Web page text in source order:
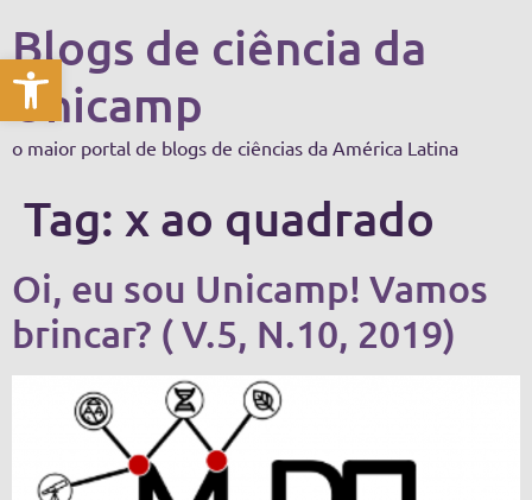
Abrir a barra de ferramentas
Blogs de ciência da
Unicamp
o maior portal de blogs de ciências da América Latina
Tag: x ao quadrado
Oi, eu sou Unicamp! Vamos
brincar? ( V.5, N.10, 2019)